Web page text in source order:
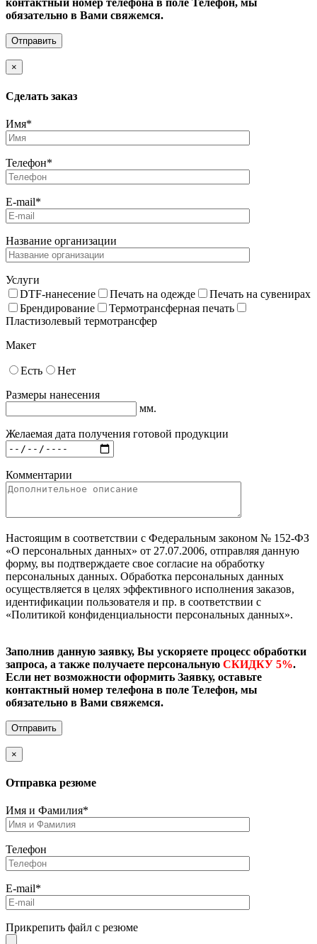
контактный номер телефона в поле Телефон, мы
обязательно в Вами свяжемся.
×
Cделать заказ
Имя*
Телефон*
E-mail*
Название организации
Услуги
DTF-нанесение
Печать на одежде
Печать на сувенирах
Брендирование
Термотрансферная печать
Пластизолевый термотрансфер
Макет
Есть
Нет
Размеры нанесения
мм.
Желаемая дата получения готовой продукции
Комментарии
Настоящим в соответствии с Федеральным законом № 152-ФЗ
«О персональных данных» от 27.07.2006, отправляя данную
форму, вы подтверждаете свое согласие на обработку
персональных данных. Обработка персональных данных
осуществляется в целях эффективного исполнения заказов,
идентификации пользователя и пр. в соответствии с
«Политикой конфиденциальности персональных данных».
Заполнив данную заявку, Вы ускоряете процесс обработки
запроса, а также получаете персональную СКИДКУ 5%.
Если нет возможности оформить Заявку, оставьте
контактный номер телефона в поле Телефон, мы
обязательно в Вами свяжемся.
×
Отправка резюме
Имя и Фамилия*
Телефон
E-mail*
Прикрепить файл с резюме